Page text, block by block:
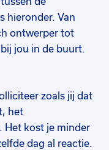
hieronder. Van
ontwerper tot
jou in de buurt.
zoals jij dat
het
kost je minder
dag al reactie.